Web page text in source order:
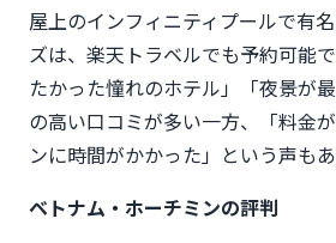
屋上のインフィニティプールで有
ズは、楽天トラベルでも予約可能
たかった憧れのホテル」「夜景が
の高い口コミが多い一方、「料金
ンに時間がかかった」という声もあ
ベトナム・ホーチミンの評判